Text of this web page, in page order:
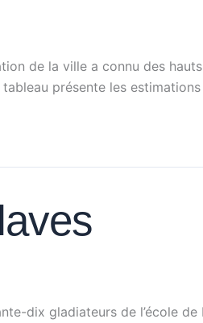
de la ville a connu des
présente les
dix gladiateurs de l’école